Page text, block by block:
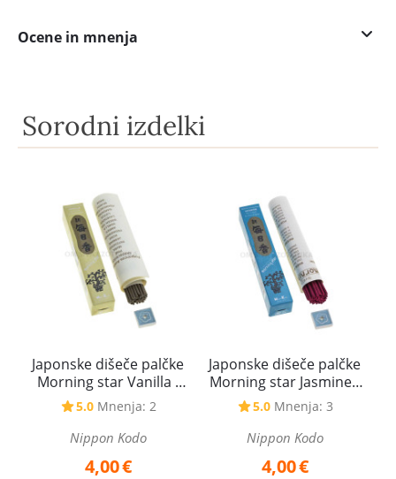
Ocene in mnenja
Sorodni izdelki
Japonske dišeče palčke
Morning star Vanilla -
Vanilija
5.0 Mnenja: 2
Nippon Kodo
4,00€
Japonske dišeče palčke
Morning star Jasmine -
Jasmin
5.0 Mnenja: 3
Nippon Kodo
4,00€